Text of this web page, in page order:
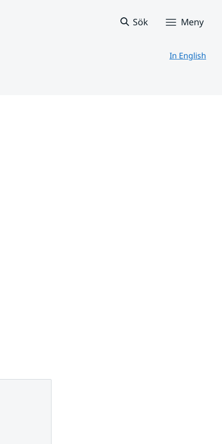
Sök Meny
In English